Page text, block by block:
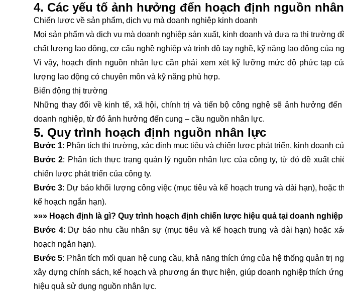
4. Các yếu tố ảnh hưởng đến hoạch định nguồn
Chiến lược về sản phẩm, dịch vụ mà doanh nghiệp kinh doanh
Mọi sản phẩm và dịch vụ mà doanh nghiệp sản xuất, kinh doanh và đưa ra thị trường
chất lượng lao động, cơ cấu nghề nghiệp và trình độ tay nghề, kỹ năng lao động của
Vì vậy, hoạch định nguồn nhân lực cần phải xem xét kỹ lưỡng mức độ phức tạp
lượng lao động có chuyên môn và kỹ năng phù hợp.
Biến động thị trường
Những thay đổi về kinh tế, xã hội, chính trị và tiến bộ công nghệ sẽ ảnh hưởng
doanh nghiệp, từ đó ảnh hưởng đến cung – cầu nguồn nhân lực.
5. Quy trình hoạch định nguồn nhân lực
Bước 1: Phân tích thị trường, xác định mục tiêu và chiến lược phát triển, kinh doanh
Bước 2: Phân tích thực trạng quản lý nguồn nhân lực của công ty, từ đó đề xuất
chiến lược phát triển của công ty.
Bước 3: Dự báo khối lượng công việc (mục tiêu và kế hoạch trung và dài hạn), hoặc
kế hoạch ngắn hạn).
»»» Hoạch định là gì? Quy trình hoạch định chiến lược hiệu quả tại doanh nghiệp
Bước 4: Dự báo nhu cầu nhân sự (mục tiêu và kế hoạch trung và dài hạn) hoặc
hoạch ngắn hạn).
Bước 5: Phân tích mối quan hệ cung cầu, khả năng thích ứng của hệ thống quản trị
xây dựng chính sách, kế hoạch và phương án thực hiện, giúp doanh nghiệp thích
hiệu quả sử dụng nguồn nhân lực.